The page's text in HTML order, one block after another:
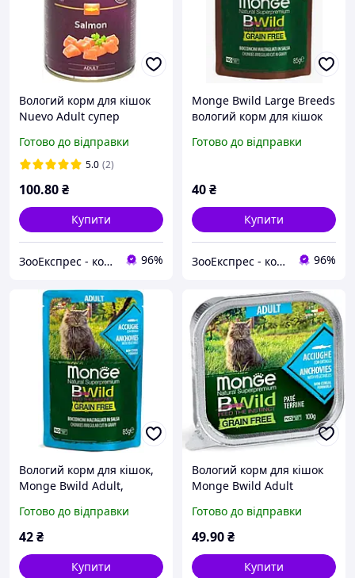
Вологий корм для кішок
Nuevo Adult супер
повнораціонний
консерви лосось 400 г
Готово до відправки
5.0 (2)
100.80₴
Купити
ЗооЕкспрес - корма та ласощі 96%
Monge Bwild Large Breeds
вологий корм для кішок
беззерновий консерви 85
Готово до відправки
40₴
Купити
ЗооЕкспрес - корма та ласощі 96%
Вологий корм для кішок,
Monge Bwild Adult,
анчоуси, овочі
Готово до відправки
42₴
Купити
Вологий корм для кішок
Monge Bwild Adult
повнораціонний холістик
анчоуси / овочі 100 г
Готово до відправки
49.90₴
Купити